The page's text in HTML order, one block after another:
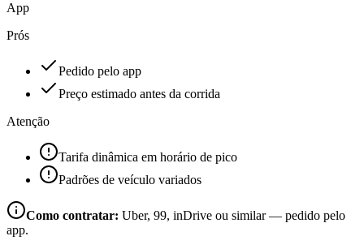
App
Prós
Pedido pelo app
Preço estimado antes da corrida
Atenção
Tarifa dinâmica em horário de pico
Padrões de veículo variados
Como contratar: Uber, 99, inDrive ou similar — pedido pelo
app.